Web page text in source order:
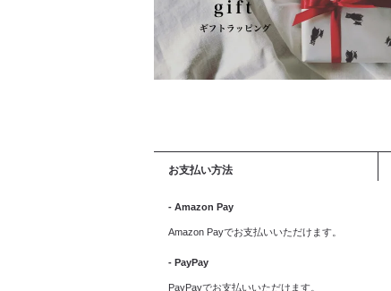
お支払い方法
- Amazon Pay
Amazon Payでお支払いいただけます。
- PayPay
PayPayでお支払いいただけます。